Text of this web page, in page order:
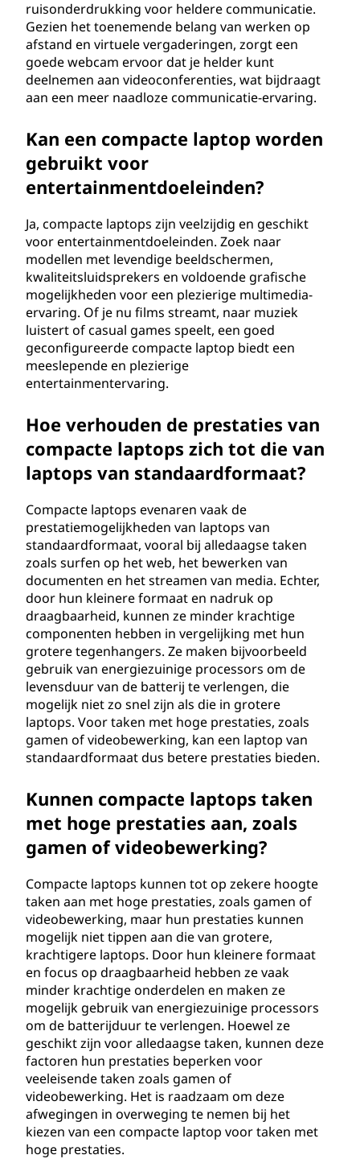
ruisonderdrukking voor heldere communicatie.
Gezien het toenemende belang van werken op
afstand en virtuele vergaderingen, zorgt een
goede webcam ervoor dat je helder kunt
deelnemen aan videoconferenties, wat bijdraagt
aan een meer naadloze communicatie-ervaring.
Kan een compacte laptop worden
gebruikt voor
entertainmentdoeleinden?
Ja, compacte laptops zijn veelzijdig en geschikt
voor entertainmentdoeleinden. Zoek naar
modellen met levendige beeldschermen,
kwaliteitsluidsprekers en voldoende grafische
mogelijkheden voor een plezierige multimedia-
ervaring. Of je nu films streamt, naar muziek
luistert of casual games speelt, een goed
geconfigureerde compacte laptop biedt een
meeslepende en plezierige
entertainmentervaring.
Hoe verhouden de prestaties van
compacte laptops zich tot die van
laptops van standaardformaat?
Compacte laptops evenaren vaak de
prestatiemogelijkheden van laptops van
standaardformaat, vooral bij alledaagse taken
zoals surfen op het web, het bewerken van
documenten en het streamen van media. Echter,
door hun kleinere formaat en nadruk op
draagbaarheid, kunnen ze minder krachtige
componenten hebben in vergelijking met hun
grotere tegenhangers. Ze maken bijvoorbeeld
gebruik van energiezuinige processors om de
levensduur van de batterij te verlengen, die
mogelijk niet zo snel zijn als die in grotere
laptops. Voor taken met hoge prestaties, zoals
gamen of videobewerking, kan een laptop van
standaardformaat dus betere prestaties bieden.
Kunnen compacte laptops taken
met hoge prestaties aan, zoals
gamen of videobewerking?
Compacte laptops kunnen tot op zekere hoogte
taken aan met hoge prestaties, zoals gamen of
videobewerking, maar hun prestaties kunnen
mogelijk niet tippen aan die van grotere,
krachtigere laptops. Door hun kleinere formaat
en focus op draagbaarheid hebben ze vaak
minder krachtige onderdelen en maken ze
mogelijk gebruik van energiezuinige processors
om de batterijduur te verlengen. Hoewel ze
geschikt zijn voor alledaagse taken, kunnen deze
factoren hun prestaties beperken voor
veeleisende taken zoals gamen of
videobewerking. Het is raadzaam om deze
afwegingen in overweging te nemen bij het
kiezen van een compacte laptop voor taken met
hoge prestaties.